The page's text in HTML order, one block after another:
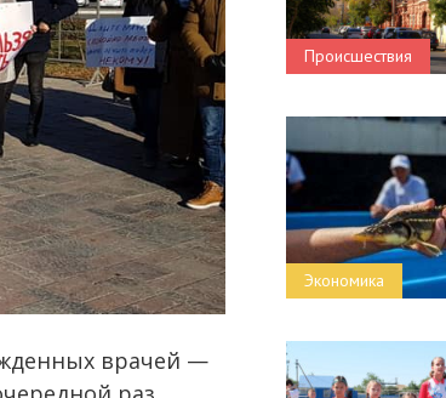
врачей —
Происшествия
Экономика